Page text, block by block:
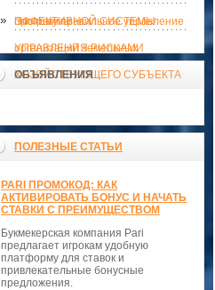
ЭФФЕКТИВНОЙ СИСТЕМЫ
УПРАВЛЕНИЯ РИСКАМИ
ХОЗЯЙСТВУЮЩЕГО СУБЪЕКТА
программы
Поэтому правильное управление
организаций земельных
ОБЪЯВЛЕНИЯ
ПОЛЕЗНЫЕ СТАТЬИ
PARI ПРОМОКОД: КАК
АКТИВИРОВАТЬ БОНУС И НАЧАТЬ
СТАВКИ С ПРЕИМУЩЕСТВОМ
Букмекерская компания Pari
предлагает игрокам удобную
платформу для ставок и
привлекательные бонусные
предложения.